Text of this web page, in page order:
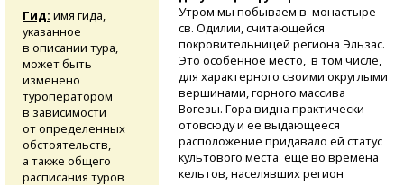
Утром мы побываем в монастыре
св. Одилии, считающейся
покровительницей региона Эльзас.
Это особенное место, в том числе,
для характерного своими округлыми
вершинами, горного массива
Вогезы. Гора видна практически
отовсюду и ее выдающееся
расположение придавало ей статус
культового места еще во времена
кельтов, населявших регион
Гид: имя гида,
указанное
в описании тура,
может быть
изменено
туроператором
в зависимости
от определенных
обстоятельств,
а также общего
расписания туров